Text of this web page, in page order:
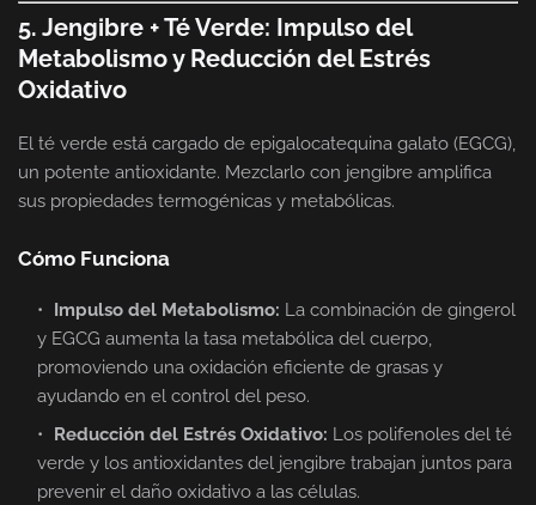
5. Jengibre + Té Verde: Impulso del
Metabolismo y Reducción del Estrés
Oxidativo
El té verde está cargado de epigalocatequina galato (EGCG),
un potente antioxidante. Mezclarlo con jengibre amplifica
sus propiedades termogénicas y metabólicas.
Cómo Funciona
Impulso del Metabolismo: La combinación de gingerol
y EGCG aumenta la tasa metabólica del cuerpo,
promoviendo una oxidación eficiente de grasas y
ayudando en el control del peso.
Reducción del Estrés Oxidativo: Los polifenoles del té
verde y los antioxidantes del jengibre trabajan juntos para
prevenir el daño oxidativo a las células.